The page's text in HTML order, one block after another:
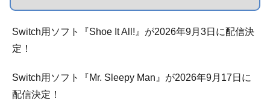
Switch用ソフト『Shoe It All!』が2026年9月3日に配信決
定！
Switch用ソフト『Mr. Sleepy Man』が2026年9月17日に
配信決定！